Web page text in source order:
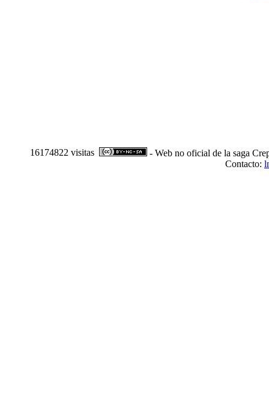
16174822 visitas
- Web no oficial de la saga
Contacto: